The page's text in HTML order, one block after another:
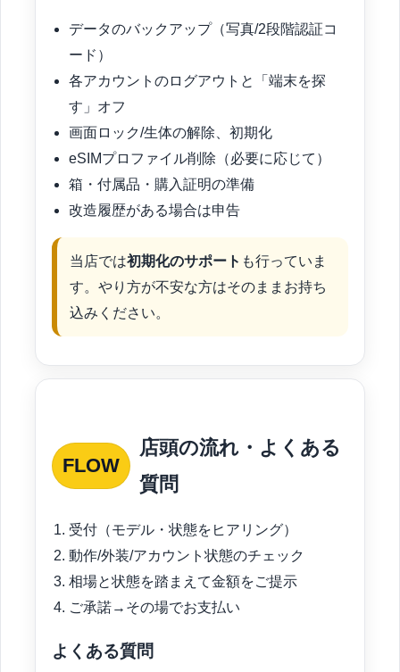
データのバックアップ（写真/2段階認証コ
ード）
各アカウントのログアウトと「端末を探
す」オフ
画面ロック/生体の解除、初期化
eSIMプロファイル削除（必要に応じて）
箱・付属品・購入証明の準備
改造履歴がある場合は申告
当店では初期化のサポート も行っていま
す。やり方が不安な方はそのままお持ち
込みください。
FLOW
店頭の流れ・よくある
質問
受付（モデル・状態をヒアリング）
動作/外装/アカウント状態のチェック
相場と状態を踏まえて金額をご提示
ご承諾→その場でお支払い
よくある質問